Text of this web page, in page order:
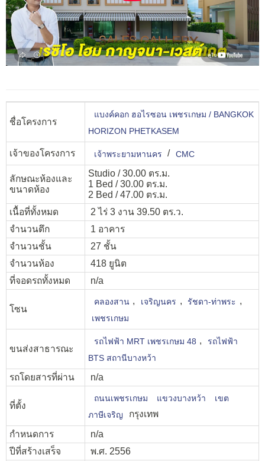
ชื่อโครงการ
แบงค์คอก ฮอไรซอน เพชรเกษม / BANGKOK
HORIZON PHETKASEM
เจ้าของโครงการ เจ้าพระยามหานคร / CMC
ลักษณะห้องและ
ขนาดห้อง
Studio / 30.00 ตร.ม.
1 Bed / 30.00 ตร.ม.
2 Bed / 47.00 ตร.ม.
เนื้อที่ทั้งหมด
2 ไร่ 3 งาน 39.50 ตร.ว.
จำนวนตึก
1 อาคาร
จำนวนชั้น
27 ชั้น
จำนวนห้อง
418 ยูนิต
ที่จอดรถทั้งหมด
n/a
โซน
คลองสาน , เจริญนคร , รัชดา-ท่าพระ ,
เพชรเกษม
ขนส่งสาธารณะ
รถไฟฟ้า MRT เพชรเกษม 48 ,
รถไฟฟ้า
BTS สถานีบางหว้า
รถโดยสารที่ผ่าน n/a
ที่ตั้ง
ถนนเพชรเกษม แขวงบางหว้า
เขต
ภาษีเจริญ
กรุงเทพ
กำหนดการ
n/a
ปีที่สร้างเสร็จ
พ.ศ. 2556